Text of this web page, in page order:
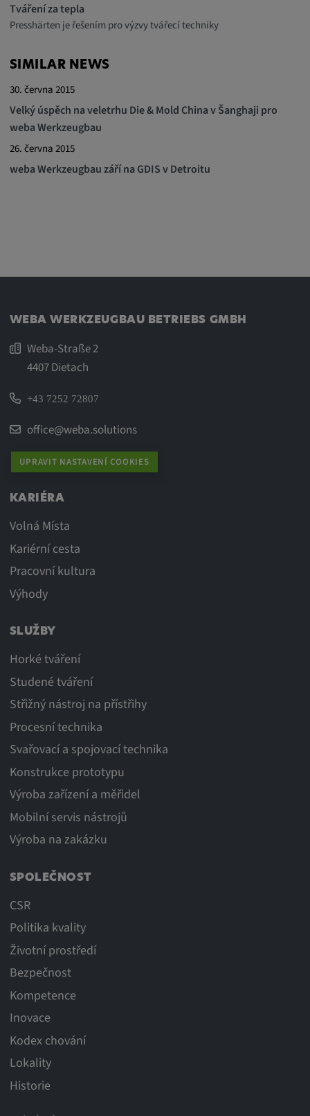
Tváření za tepla
Presshärten je řešením pro výzvy tvářecí techniky
SIMILAR NEWS
30. června 2015
Velký úspěch na veletrhu Die & Mold China v Šanghaji pro
weba Werkzeugbau
26. června 2015
weba Werkzeugbau září na GDIS v Detroitu
WEBA WERKZEUGBAU BETRIEBS GMBH
Weba-Straße 2
4407 Dietach
+43 7252 72807
office@weba.solutions
UPRAVIT NASTAVENÍ COOKIES
KARIÉRA
Volná Místa
Kariérní cesta
Pracovní kultura
Výhody
SLUŽBY
Horké tváření
Studené tváření
Střižný nástroj na přístřihy
Procesní technika
Svařovací a spojovací technika
Konstrukce prototypu
Výroba zařízení a měřidel
Mobilní servis nástrojů
Výroba na zakázku
SPOLEČNOST
CSR
Politika kvality
Životní prostředí
Bezpečnost
Kompetence
Inovace
Kodex chování
Lokality
Historie